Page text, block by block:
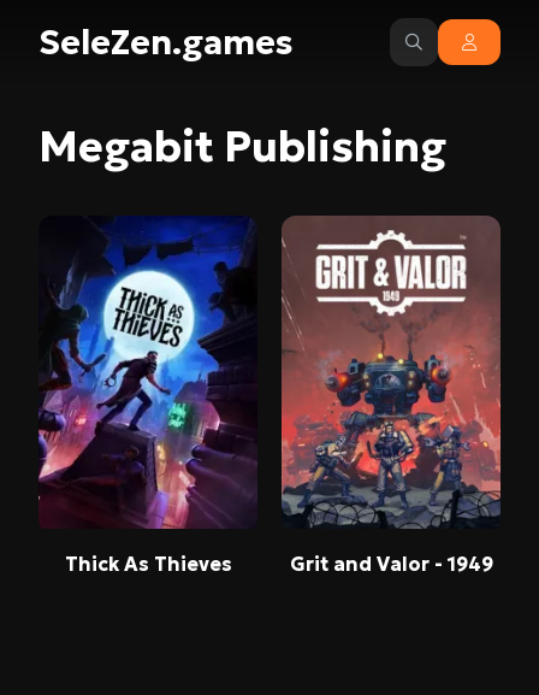
SeleZen.games
Megabit Publishing
Thick As Thieves Grit and Valor - 1949